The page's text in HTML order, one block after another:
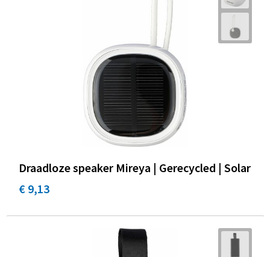
Draadloze speaker Mireya | Gerecycled | Solar
€ 9,13